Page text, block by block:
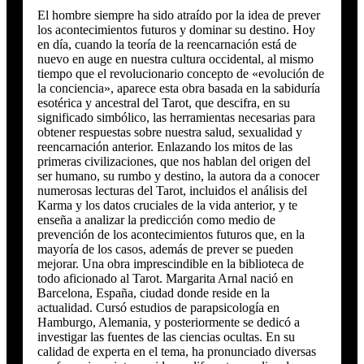
El hombre siempre ha sido atraído por la idea de prever
los acontecimientos futuros y dominar su destino. Hoy
en día, cuando la teoría de la reencarnación está de
nuevo en auge en nuestra cultura occidental, al mismo
tiempo que el revolucionario concepto de «evolución de
la conciencia», aparece esta obra basada en la sabiduría
esotérica y ancestral del Tarot, que descifra, en su
significado simbólico, las herramientas necesarias para
obtener respuestas sobre nuestra salud, sexualidad y
reencarnación anterior. Enlazando los mitos de las
primeras civilizaciones, que nos hablan del origen del
ser humano, su rumbo y destino, la autora da a conocer
numerosas lecturas del Tarot, incluidos el análisis del
Karma y los datos cruciales de la vida anterior, y te
enseña a analizar la predicción como medio de
prevención de los acontecimientos futuros que, en la
mayoría de los casos, además de prever se pueden
mejorar. Una obra imprescindible en la biblioteca de
todo aficionado al Tarot. Margarita Arnal nació en
Barcelona, España, ciudad donde reside en la
actualidad. Cursó estudios de parapsicología en
Hamburgo, Alemania, y posteriormente se dedicó a
investigar las fuentes de las ciencias ocultas. En su
calidad de experta en el tema, ha pronunciado diversas